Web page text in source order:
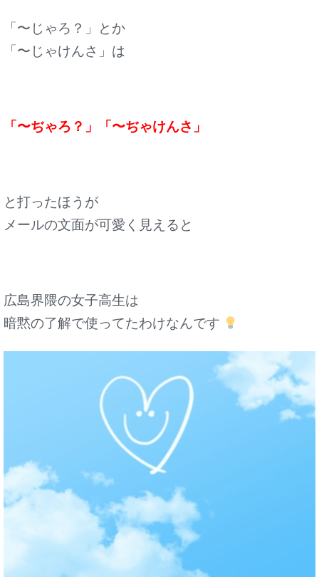
「〜じゃろ？」とか
「〜じゃけんさ」は
「〜ぢゃろ？」「〜ぢゃけんさ」
と打ったほうが
メールの文面が可愛く見えると
広島界隈の女子高生は
暗黙の了解で使ってたわけなんです